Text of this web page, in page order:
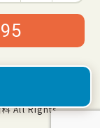
All Rights